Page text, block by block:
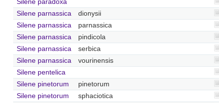
Silene paradoxa
Silene parnassica
dionysii
Silene parnassica
parnassica
Silene parnassica
pindicola
Silene parnassica
serbica
Silene parnassica
vourinensis
Silene pentelica
Silene pinetorum
pinetorum
Silene pinetorum
sphaciotica